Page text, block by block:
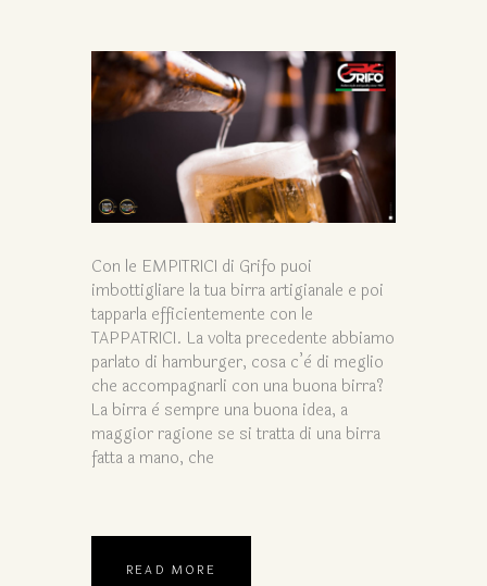
Con le EMPITRICI di Grifo puoi
imbottigliare la tua birra artigianale e poi
tapparla efficientemente con le
TAPPATRICI. La volta precedente abbiamo
parlato di hamburger, cosa c’è di meglio
che accompagnarli con una buona birra?
La birra è sempre una buona idea, a
maggior ragione se si tratta di una birra
fatta a mano, che
READ MORE